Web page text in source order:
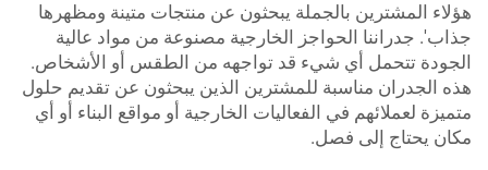
المشترين بالجملة يبحثون عن منتجات متينة ومظهرها
جدراننا الحواجز الخارجية مصنوعة من مواد عالية
تتحمل أي شيء قد تواجهه من الطقس أو الأشخاص.
الجدران مناسبة للمشترين الذين يبحثون عن تقديم حلول
لعملائهم في الفعاليات الخارجية أو مواقع البناء أو أي
يحتاج إلى فصل.